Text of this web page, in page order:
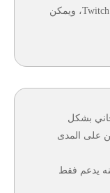
يدعم منصات الألعاب الرئيسية، مثل Twitch، ويمكن
بشكل
على المدى
يدعم فقط